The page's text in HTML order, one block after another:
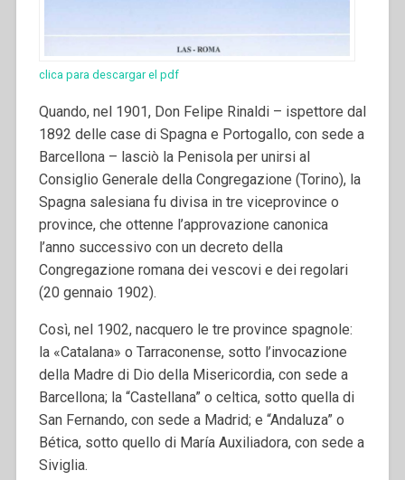
clica para descargar el pdf
Quando, nel 1901, Don Felipe Rinaldi – ispettore dal
1892 delle case di Spagna e Portogallo, con sede a
Barcellona – lasciò la Penisola per unirsi al
Consiglio Generale della Congregazione (Torino), la
Spagna salesiana fu divisa in tre viceprovince o
province, che ottenne l’approvazione canonica
l’anno successivo con un decreto della
Congregazione romana dei vescovi e dei regolari
(20 gennaio 1902).
Così, nel 1902, nacquero le tre province spagnole:
la «Catalana» o Tarraconense, sotto l’invocazione
della Madre di Dio della Misericordia, con sede a
Barcellona; la “Castellana” o celtica, sotto quella di
San Fernando, con sede a Madrid; e “Andaluza” o
Bética, sotto quello di María Auxiliadora, con sede a
Siviglia.